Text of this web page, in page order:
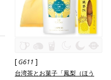
[ G611 ]
台湾茶とお菓子「鳳梨（ほう